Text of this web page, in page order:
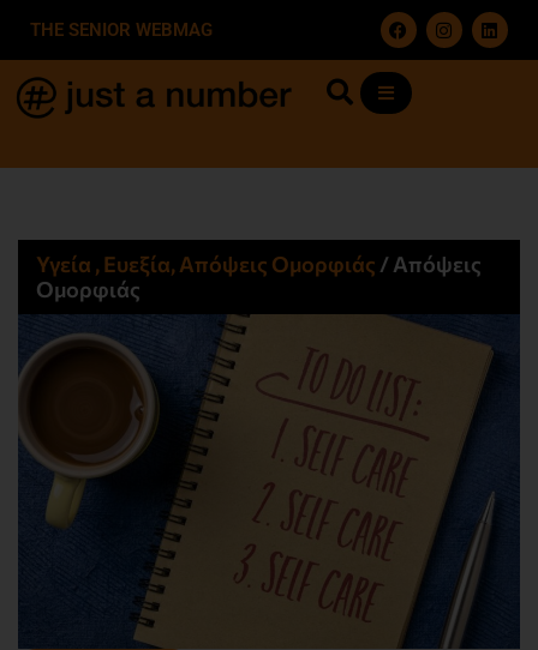
THE SENIOR WEBMAG
Υγεία , Ευεξία, Απόψεις Ομορφιάς​ /Απόψεις
Ομορφιάς